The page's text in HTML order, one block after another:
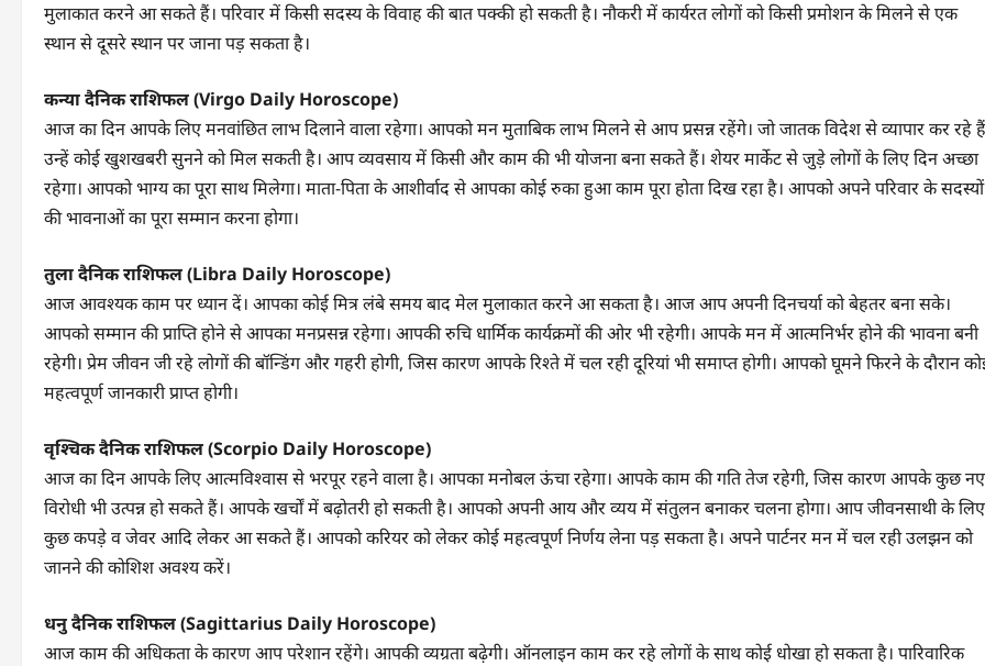
मुलाकात करने आ सकते हैं। परिवार में किसी सदस्य के विवाह की बात पक्की हो सकती है। नौकरी में कार्यरत लोगों को किसी प्रमोशन के मिलने से एक
स्थान से दूसरे स्थान पर जाना पड़ सकता है।
कन्या दैनिक राशिफल (Virgo Daily Horoscope)
आज का दिन आपके लिए मनवांछित लाभ दिलाने वाला रहेगा। आपको मन मुताबिक लाभ मिलने से आप प्रसन्न रहेंगे। जो जातक विदेश से व्यापार कर रहे
उन्हें कोई खुशखबरी सुनने को मिल सकती है। आप व्यवसाय में किसी और काम की भी योजना बना सकते हैं। शेयर मार्केट से जुड़े लोगों के लिए दिन अच्छा
रहेगा। आपको भाग्य का पूरा साथ मिलेगा। माता-पिता के आशीर्वाद से आपका कोई रुका हुआ काम पूरा होता दिख रहा है। आपको अपने परिवार के सदस्यों
की भावनाओं का पूरा सम्मान करना होगा।
तुला दैनिक राशिफल (Libra Daily Horoscope)
आज आवश्यक काम पर ध्यान दें। आपका कोई मित्र लंबे समय बाद मेल मुलाकात करने आ सकता है। आज आप अपनी दिनचर्या को बेहतर बना सके।
आपको सम्मान की प्राप्ति होने से आपका मनप्रसन्न रहेगा। आपकी रुचि धार्मिक कार्यक्रमों की ओर भी रहेगी। आपके मन में आत्मनिर्भर होने की भावना बनी
रहेगी। प्रेम जीवन जी रहे लोगों की बॉन्डिंग और गहरी होगी, जिस कारण आपके रिश्ते में चल रही दूरियां भी समाप्त होगी। आपको घूमने फिरने के दौरान
महत्वपूर्ण जानकारी प्राप्त होगी।
वृश्चिक दैनिक राशिफल (Scorpio Daily Horoscope)
आज का दिन आपके लिए आत्मविश्वास से भरपूर रहने वाला है। आपका मनोबल ऊंचा रहेगा। आपके काम की गति तेज रहेगी, जिस कारण आपके कुछ नए
विरोधी भी उत्पन्न हो सकते हैं। आपके खर्चों में बढ़ोतरी हो सकती है। आपको अपनी आय और व्यय में संतुलन बनाकर चलना होगा। आप जीवनसाथी के लिए
कुछ कपड़े व जेवर आदि लेकर आ सकते हैं। आपको करियर को लेकर कोई महत्वपूर्ण निर्णय लेना पड़ सकता है। अपने पार्टनर मन में चल रही उलझन को
जानने की कोशिश अवश्य करें।
धनु दैनिक राशिफल (Sagittarius Daily Horoscope)
आज काम की अधिकता के कारण आप परेशान रहेंगे। आपकी व्यग्रता बढ़ेगी। ऑनलाइन काम कर रहे लोगों के साथ कोई धोखा हो सकता है। पारिवारिक